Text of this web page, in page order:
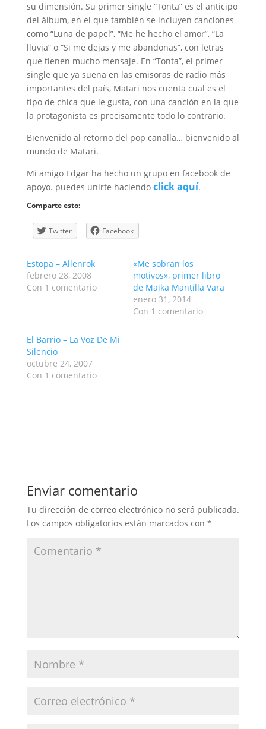
su dimensión. Su primer single “Tonta” es el anticipo
del álbum, en el que también se incluyen canciones
como “Luna de papel”, “Me he hecho el amor”, “La
lluvia” o “Si me dejas y me abandonas”, con letras
que tienen mucho mensaje. En “Tonta”, el primer
single que ya suena en las emisoras de radio más
importantes del país, Matari nos cuenta cual es el
tipo de chica que le gusta, con una canción en la que
la protagonista es precisamente todo lo contrario.
Bienvenido al retorno del pop canalla… bienvenido al
mundo de Matari.
Mi amigo Edgar ha hecho un grupo en facebook de
apoyo. puedes unirte haciendo click aquí.
Comparte esto:
Twitter Facebook
Estopa – Allenrok
febrero 28, 2008
Con 1 comentario
«Me sobran los
motivos», primer libro
de Maika Mantilla Vara
enero 31, 2014
Con 1 comentario
El Barrio – La Voz De Mi
Silencio
octubre 24, 2007
Con 1 comentario
Enviar comentario
Tu dirección de correo electrónico no será publicada.
Los campos obligatorios están marcados con *